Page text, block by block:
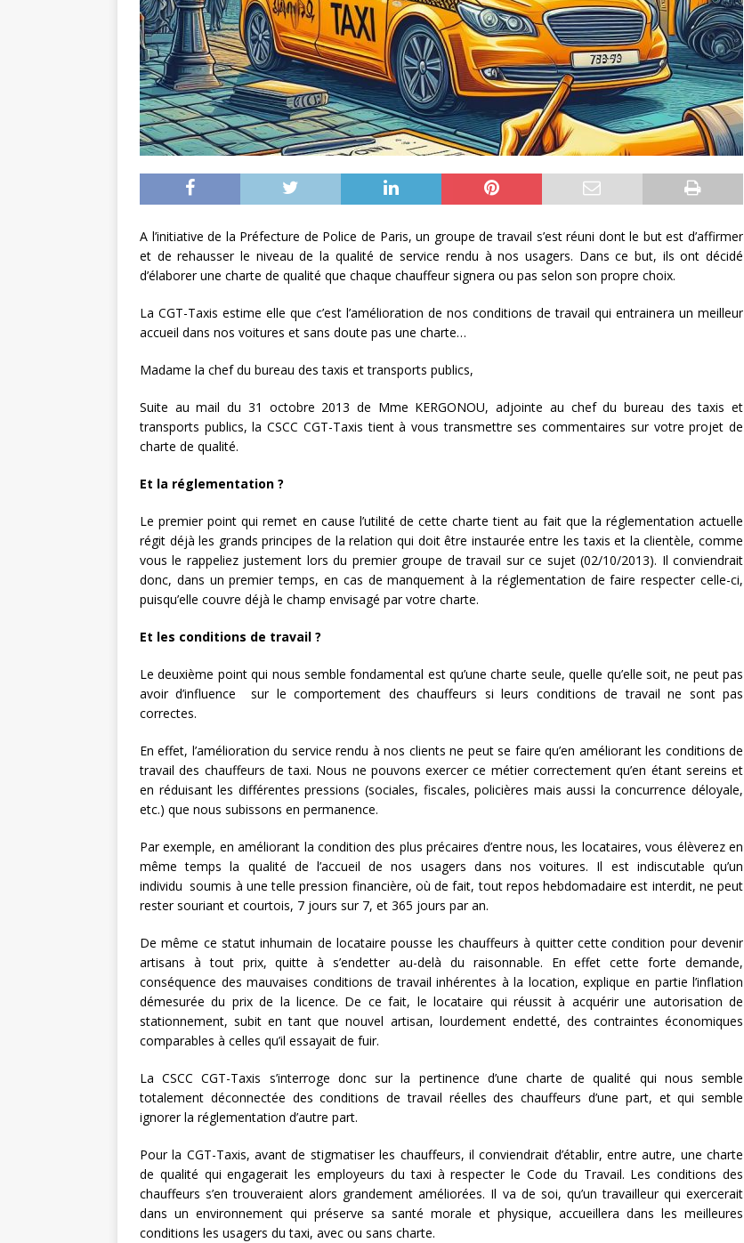
A l’initiative de la Préfecture de Police de Paris, un groupe de travail s’est réuni dont le but est d’affirmer
et de rehausser le niveau de la qualité de service rendu à nos usagers. Dans ce but, ils ont décidé
d’élaborer une charte de qualité que chaque chauffeur signera ou pas selon son propre choix.
La CGT-Taxis estime elle que c’est l’amélioration de nos conditions de travail qui entrainera un meilleur
accueil dans nos voitures et sans doute pas une charte…
Madame la chef du bureau des taxis et transports publics,
Suite au mail du 31 octobre 2013 de Mme KERGONOU, adjointe au chef du bureau des taxis et
transports publics, la CSCC CGT-Taxis tient à vous transmettre ses commentaires sur votre projet de
charte de qualité.
Et la réglementation ?
Le premier point qui remet en cause l’utilité de cette charte tient au fait que la réglementation actuelle
régit déjà les grands principes de la relation qui doit être instaurée entre les taxis et la clientèle, comme
vous le rappeliez justement lors du premier groupe de travail sur ce sujet (02/10/2013). Il conviendrait
donc, dans un premier temps, en cas de manquement à la réglementation de faire respecter celle-ci,
puisqu’elle couvre déjà le champ envisagé par votre charte.
Et les conditions de travail ?
Le deuxième point qui nous semble fondamental est qu’une charte seule, quelle qu’elle soit, ne peut pas
avoir d’influence sur le comportement des chauffeurs si leurs conditions de travail ne sont pas
correctes.
En effet, l’amélioration du service rendu à nos clients ne peut se faire qu’en améliorant les conditions de
travail des chauffeurs de taxi. Nous ne pouvons exercer ce métier correctement qu’en étant sereins et
en réduisant les différentes pressions (sociales, fiscales, policières mais aussi la concurrence déloyale,
etc.) que nous subissons en permanence.
Par exemple, en améliorant la condition des plus précaires d’entre nous, les locataires, vous élèverez en
même temps la qualité de l’accueil de nos usagers dans nos voitures. Il est indiscutable qu’un
individu soumis à une telle pression financière, où de fait, tout repos hebdomadaire est interdit, ne peut
rester souriant et courtois, 7 jours sur 7, et 365 jours par an.
De même ce statut inhumain de locataire pousse les chauffeurs à quitter cette condition pour devenir
artisans à tout prix, quitte à s’endetter au-delà du raisonnable. En effet cette forte demande,
conséquence des mauvaises conditions de travail inhérentes à la location, explique en partie l’inflation
démesurée du prix de la licence. De ce fait, le locataire qui réussit à acquérir une autorisation de
stationnement, subit en tant que nouvel artisan, lourdement endetté, des contraintes économiques
comparables à celles qu’il essayait de fuir.
La CSCC CGT-Taxis s’interroge donc sur la pertinence d’une charte de qualité qui nous semble
totalement déconnectée des conditions de travail réelles des chauffeurs d’une part, et qui semble
ignorer la réglementation d’autre part.
Pour la CGT-Taxis, avant de stigmatiser les chauffeurs, il conviendrait d’établir, entre autre, une charte
de qualité qui engagerait les employeurs du taxi à respecter le Code du Travail. Les conditions des
chauffeurs s’en trouveraient alors grandement améliorées. Il va de soi, qu’un travailleur qui exercerait
dans un environnement qui préserve sa santé morale et physique, accueillera dans les meilleures
conditions les usagers du taxi, avec ou sans charte.